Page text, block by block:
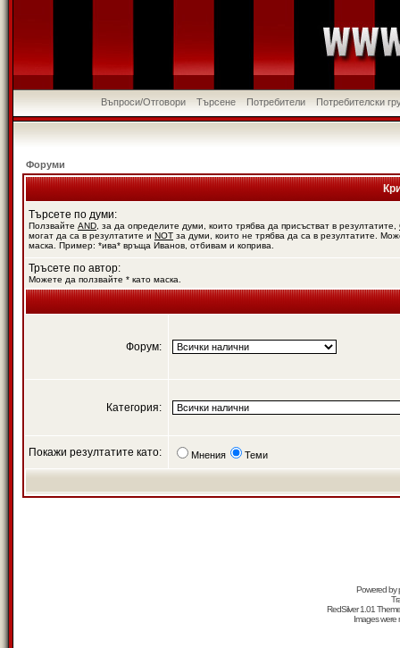
Въпроси/Отговори Търсене Потребители Потребителски
Форуми
Търсете по думи:
Ползвайте AND , за да определите думи, които трябва да присъстват в резултатите,
могат да са в резултатите и NOT за думи, които не трябва да са в резултатите.
маска. Пример: *ива* връща Иванов, отбивам и коприва.
Тръсете по автор:
Можете да ползвайте * като маска.
Форум:
Категория:
Покажи резултатите като: Мнения Теми
Powered by
RedSilver 1.01
Images were